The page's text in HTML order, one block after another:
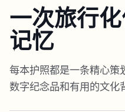
一次旅行
记忆
每本护照都是一条精心策
数字纪念品和有用的文化